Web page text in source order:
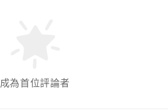
成為首位評論者